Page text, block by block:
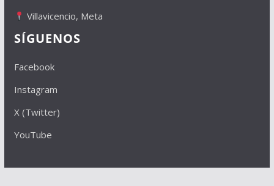
Villavicencio, Meta
SÍGUENOS
Facebook
Instagram
X (Twitter)
YouTube